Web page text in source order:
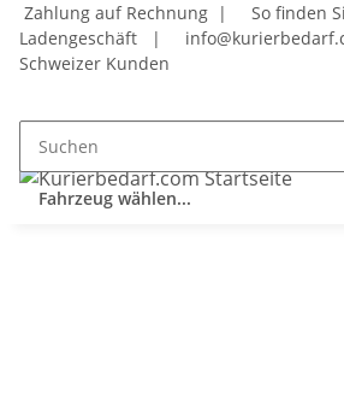
Zahlung auf Rechnung |
So finden
Ladengeschäft
|
Schweizer Kunden
Fahrzeug wählen...